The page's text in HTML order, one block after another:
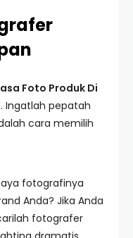
Foto Produk Di
Ingatlah pepatah
cara memilih
fotografinya
Anda? Jika Anda
fotografer